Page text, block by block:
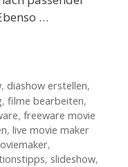
…
, diashow erstellen,
, filme bearbeiten,
, freeware movie
, live movie maker
,
, slideshow,